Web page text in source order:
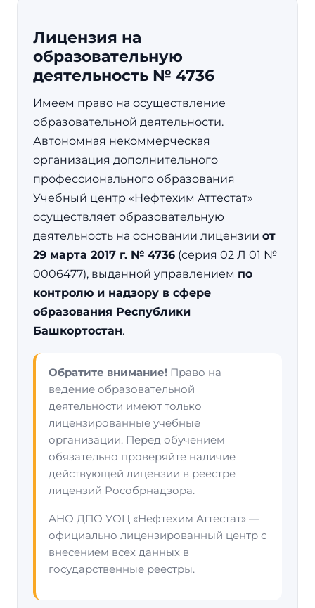
Лицензия на
образовательную
деятельность № 4736
Имеем право на осуществление
образовательной деятельности.
Автономная некоммерческая
организация дополнительного
профессионального образования
Учебный центр «Нефтехим Аттестат»
осуществляет образовательную
деятельность на основании лицензии от
29 марта 2017 г. № 4736 (серия 02 Л 01 №
0006477), выданной управлением по
контролю и надзору в сфере
образования Республики
Башкортостан.
Обратите внимание! Право на
ведение образовательной
деятельности имеют только
лицензированные учебные
организации. Перед обучением
обязательно проверяйте наличие
действующей лицензии в реестре
лицензий Рособрнадзора.
АНО ДПО УОЦ «Нефтехим Аттестат» —
официально лицензированный центр с
внесением всех данных в
государственные реестры.